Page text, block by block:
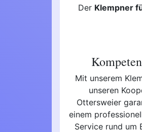
Der Klempner
Mit unserem
unseren
Ottersweier
einem
Service rund um